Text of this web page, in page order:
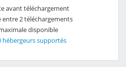
avant téléchargement
entre 2 téléchargements
disponible
hébergeurs supportés